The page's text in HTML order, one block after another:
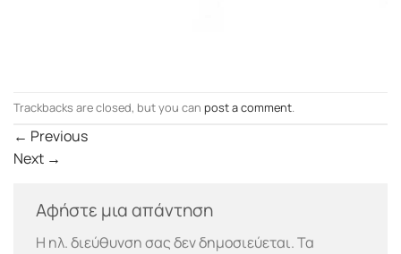
Trackbacks are closed, but you can post a comment.
← Previous
Next →
Αφήστε μια απάντηση
Η ηλ. διεύθυνση σας δεν δημοσιεύεται.Τα